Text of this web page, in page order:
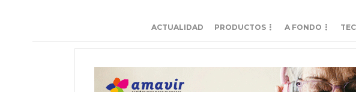
ACTUALIDAD PRODUCTOS A FONDO